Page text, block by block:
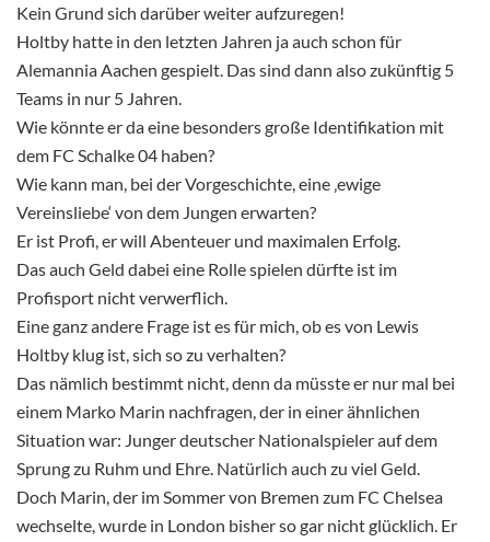
Kein Grund sich darüber weiter aufzuregen!
Holtby hatte in den letzten Jahren ja auch schon für
Alemannia Aachen gespielt. Das sind dann also zukünftig 5
Teams in nur 5 Jahren.
Wie könnte er da eine besonders große Identifikation mit
dem FC Schalke 04 haben?
Wie kann man, bei der Vorgeschichte, eine ‚ewige
Vereinsliebe‘ von dem Jungen erwarten?
Er ist Profi, er will Abenteuer und maximalen Erfolg.
Das auch Geld dabei eine Rolle spielen dürfte ist im
Profisport nicht verwerflich.
Eine ganz andere Frage ist es für mich, ob es von Lewis
Holtby klug ist, sich so zu verhalten?
Das nämlich bestimmt nicht, denn da müsste er nur mal bei
einem Marko Marin nachfragen, der in einer ähnlichen
Situation war: Junger deutscher Nationalspieler auf dem
Sprung zu Ruhm und Ehre. Natürlich auch zu viel Geld.
Doch Marin, der im Sommer von Bremen zum FC Chelsea
wechselte, wurde in London bisher so gar nicht glücklich. Er